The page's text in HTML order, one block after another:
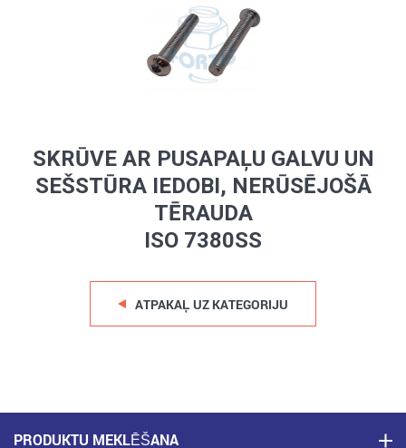
SKRŪVE AR PUSAPAĻU GALVU UN
SEŠSTŪRA IEDOBI, NERŪSĒJOŠĀ
TĒRAUDA
ISO 7380SS
ATPAKAĻ UZ KATEGORIJU
PRODUKTU MEKLĒŠANA